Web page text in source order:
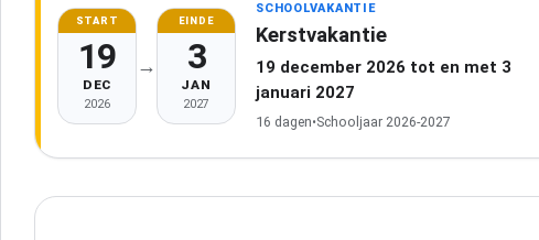
START
19
DEC
2026
→
EINDE
3
JAN
2027
SCHOOLVAKANTIE
Kerstvakantie
19 december 2026 tot en met 3
januari 2027
16 dagen•Schooljaar 2026-2027